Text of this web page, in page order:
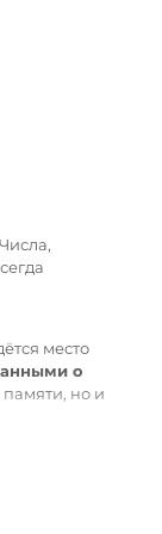
место
о
памяти, но и